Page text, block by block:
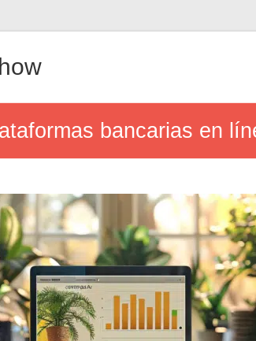
bancarias en